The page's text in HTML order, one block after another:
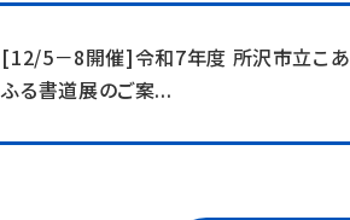
[12/5－8開催]令和7年度 所沢市立こあ
ふる書道展のご案...